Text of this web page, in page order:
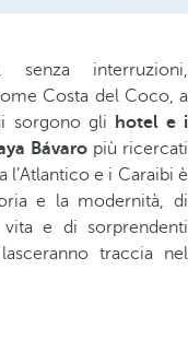
senza interruzioni,
Costa del Coco, a
sorgono gli
hotel e i
Bávaro più ricercati
e i Caraibi è
e la modernità, di
e di sorprendenti
traccia nel